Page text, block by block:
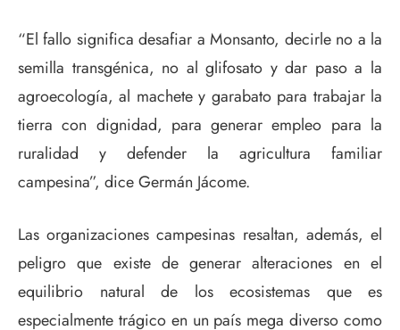
“El fallo significa desafiar a Monsanto, decirle no a la
semilla transgénica, no al glifosato y dar paso a la
agroecología, al machete y garabato para trabajar la
tierra con dignidad, para generar empleo para la
ruralidad y defender la agricultura familiar
campesina”, dice Germán Jácome.
Las organizaciones campesinas resaltan, además, el
peligro que existe de generar alteraciones en el
equilibrio natural de los ecosistemas que es
especialmente trágico en un país mega diverso como